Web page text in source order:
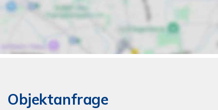
Objektanfrage